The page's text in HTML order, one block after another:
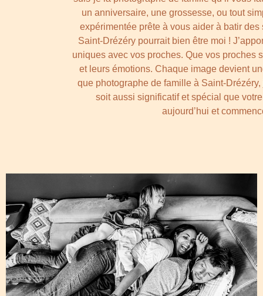
un anniversaire, une grossesse, ou tout
expérimentée prête à vous aider à batir
Saint-Drézéry pourrait bien être moi !
uniques avec vos proches. Que vos proches
et leurs émotions. Chaque image devient
que photographe de famille à Saint-
soit aussi significatif et spécial que
aujourd’hui et